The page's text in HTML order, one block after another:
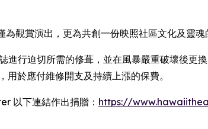
觀賞演出，更為共創一份映照社區文化及靈魂
行迫切所需的修葺，並在風暴嚴重破壞後更換
於應付維修開支及持續上漲的保費。
以下連結作出捐贈： https://